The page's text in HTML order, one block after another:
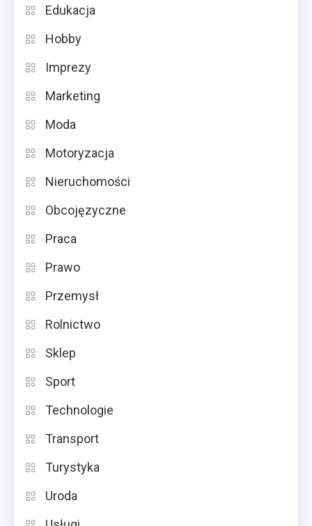
Edukacja
Hobby
Imprezy
Marketing
Moda
Motoryzacja
Nieruchomości
Obcojęzyczne
Praca
Prawo
Przemysł
Rolnictwo
Sklep
Sport
Technologie
Transport
Turystyka
Uroda